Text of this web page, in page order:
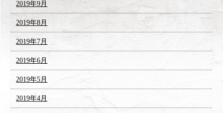
2019年9月
2019年8月
2019年7月
2019年6月
2019年5月
2019年4月